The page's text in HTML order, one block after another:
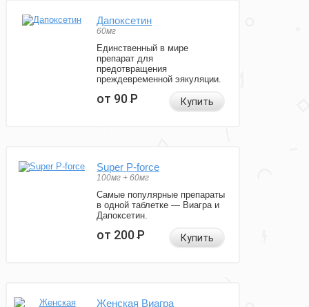
Дапоксетин
60мг
Единственный в мире
препарат для
предотвращения
преждевременной эякуляции.
от 90Р Купить
Super P-force
100мг + 60мг
Самые популярные препараты
в одной таблетке — Виагра и
Дапоксетин.
от 200Р Купить
Женская Виагра